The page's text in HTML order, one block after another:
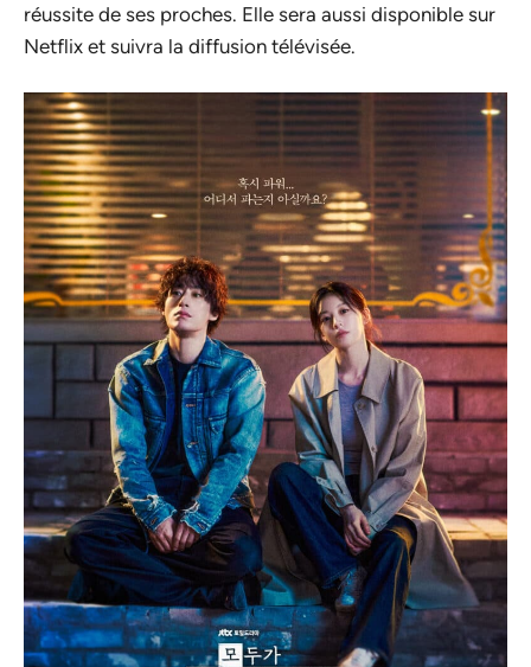
réussite de ses proches. Elle sera aussi disponible sur
Netflix et suivra la diffusion télévisée.